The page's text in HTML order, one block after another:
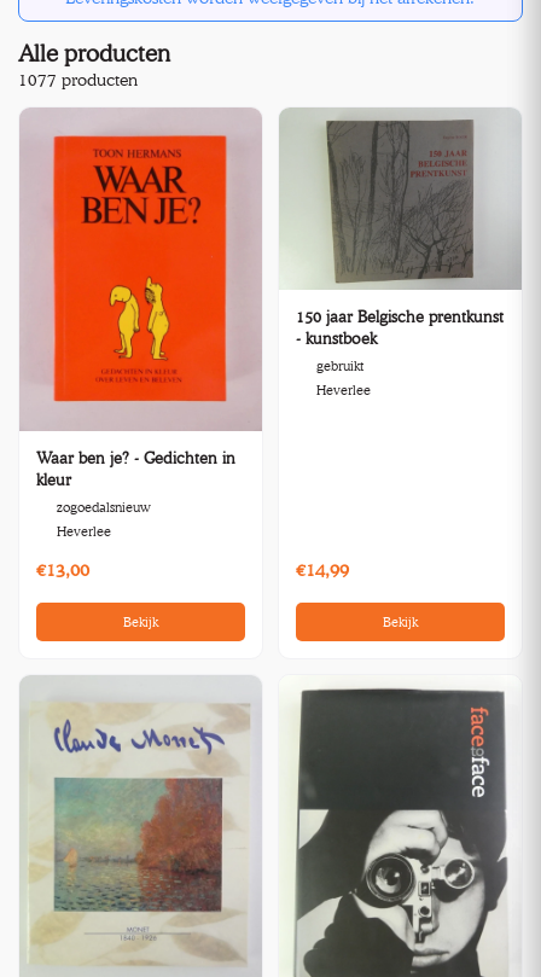
Alle producten
1077 producten
Waar ben je? - Gedichten in
kleur
zogoedalsnieuw
Heverlee
€13,00
Bekijk
150 jaar Belgische prentkunst
- kunstboek
gebruikt
Heverlee
€14,99
Bekijk